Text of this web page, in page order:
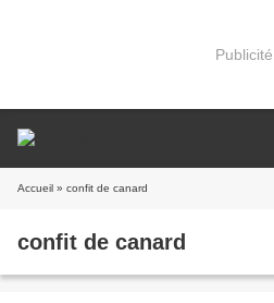
Publicité
Accueil » confit de canard
confit de canard